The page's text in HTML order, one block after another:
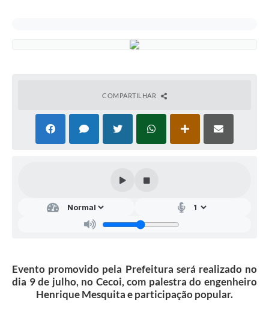
COMPARTILHAR
Evento promovido pela Prefeitura será realizado no
dia 9 de julho, no Cecoi, com palestra do engenheiro
Henrique Mesquita e participação popular.